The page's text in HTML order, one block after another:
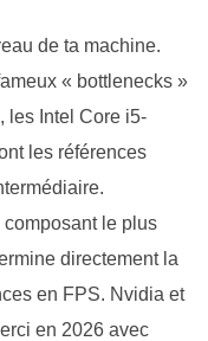
de ta machine.
« bottlenecks »
les Intel Core i5-
les références
composant le plus
directement la
en FPS. Nvidia et
en 2026 avec